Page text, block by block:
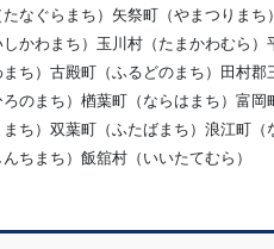
なぐらまち）矢祭町（やまつりま
かわまち）玉川村（たまかわむら）
ち）古殿町（ふるどのまち）田村
のまち）楢葉町（ならはまち）富
ち）双葉町（ふたばまち）浪江町
ちまち）飯舘村（いいたてむら）